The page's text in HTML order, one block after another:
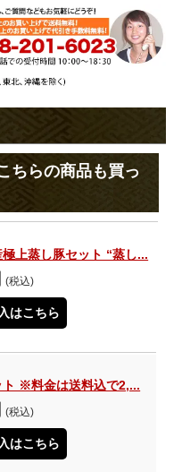
ちらの商品も買っ
極上蒸し豚セット “蒸し...
(税込)
はこちら
ト ※料金は送料込で2,...
(税込)
はこちら